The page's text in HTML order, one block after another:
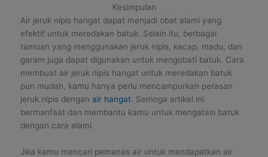
Kesimpulan
Air jeruk nipis hangat dapat menjadi obat alami yang
efektif untuk meredakan batuk. Selain itu, berbagai
ramuan yang menggunakan jeruk nipis, kecap, madu, dan
garam juga dapat digunakan untuk mengobati batuk. Cara
membuat air jeruk nipis hangat untuk meredakan batuk
pun mudah, kamu hanya perlu mencampurkan perasan
jeruk nipis dengan air hangat. Semoga artikel ini
bermanfaat dan membantu kamu untuk mengatasi batuk
dengan cara alami.
Jika kamu mencari pemanas air untuk mendapatkan air